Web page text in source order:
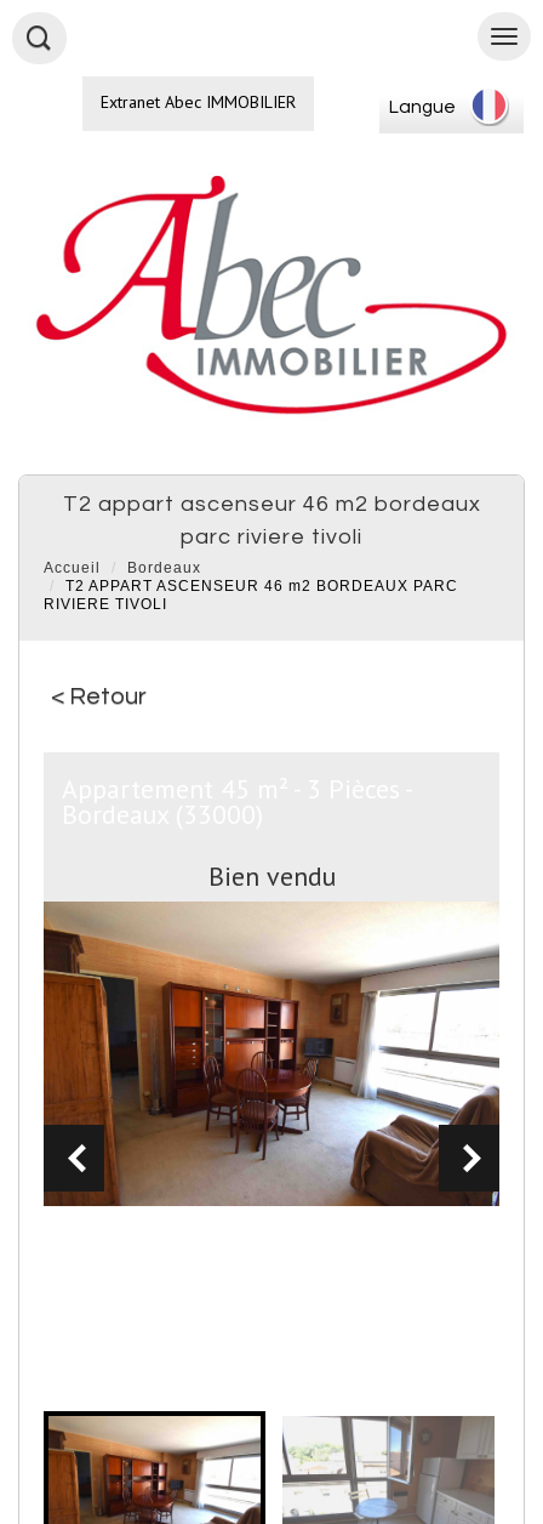
Extranet Abec IMMOBILIER Langue
t2 appart ascenseur 46 m2 bordeaux
parc riviere tivoli
Accueil
Bordeaux
T2 APPART ASCENSEUR 46 m2 BORDEAUX PARC
RIVIERE TIVOLI
< Retour
Bien vendu